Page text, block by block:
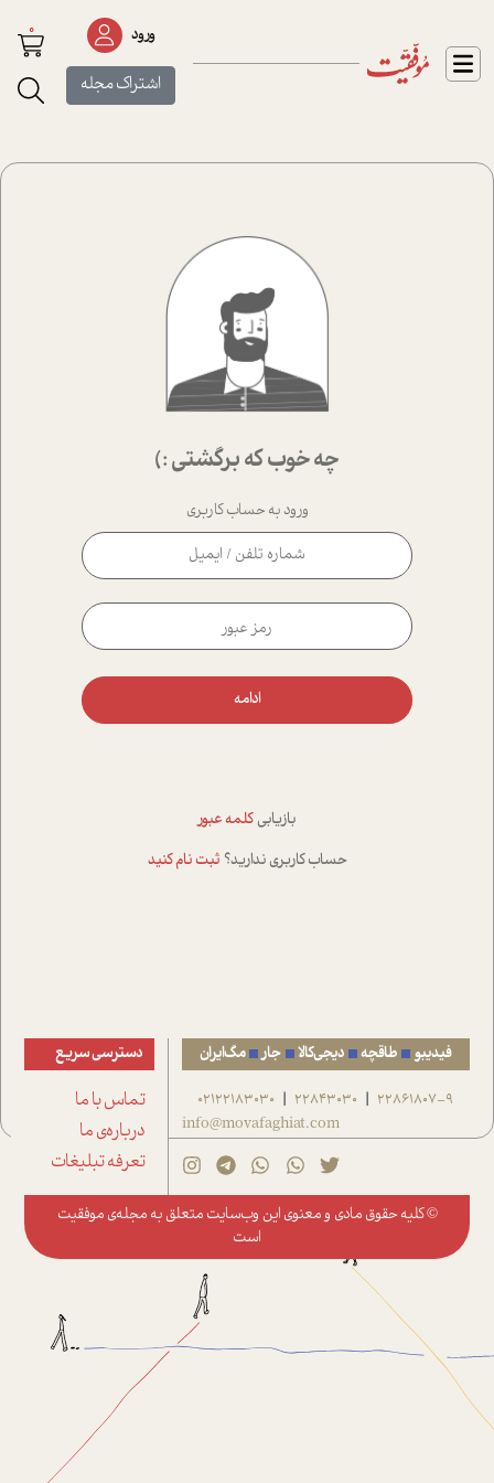
ورود
اشتراک مجله
0
چه خوب که برگشتی :)
ورود به حساب کاربری
ادامه
بازیابی کلمه عبور
حساب کاربری ندارید؟ ثبت نام کنید
فیدیبو طاقچه دیجی‌کالا جار مگ‌ایران
22861807-9
|
22843030
|
02122183030
info@movafaghiat.com
دسترسی سریع
تماس با ما
درباره‌ی ما
تعرفه تبلیغات
© کلیه حقوق مادی و معنوی این وب‌سایت متعلق به مجله‌ی موفقیت
است